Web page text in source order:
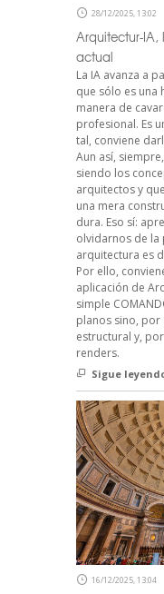
28/12/2025, 13:02
Arquitectur-IA,
actual
La IA avanza a
que sólo es una
manera de
profesional. Es
tal, conviene
Aun así,
siendo los
arquitectos y
una mera
dura. Eso sí:
olvidarnos de
arquitectura es
Por ello,
aplicación de
simple
planos sino,
estructural y,
renders.
Sigue
16/12/2025, 13:04